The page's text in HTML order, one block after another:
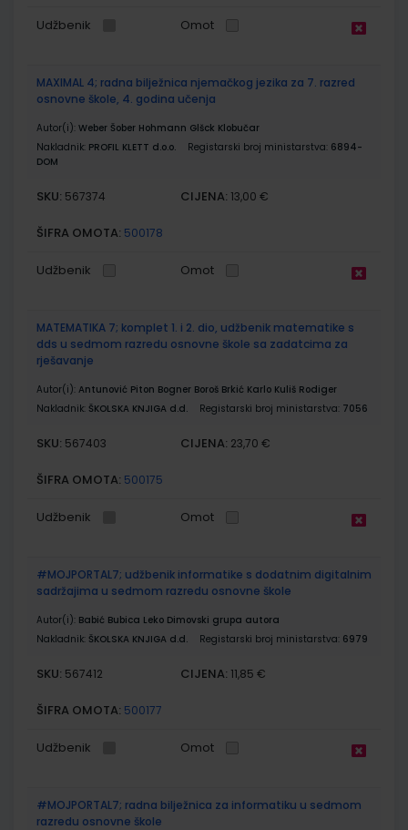
Udžbenik Omot
MAXIMAL 4; radna bilježnica njemačkog jezika za 7. razred
osnovne škole, 4. godina učenja
Autor(i): Weber Šober Hohmann Glšck Klobučar
Nakladnik: PROFIL KLETT d.o.o. Registarski broj ministarstva: 6894-
DOM
SKU: 567374 CIJENA: 13,00 €
ŠIFRA OMOTA: 500178
Udžbenik Omot
MATEMATIKA 7; komplet 1. i 2. dio, udžbenik matematike s
dds u sedmom razredu osnovne škole sa zadatcima za
rješavanje
Autor(i): Antunović Piton Bogner Boroš Brkić Karlo Kuliš Rodiger
Nakladnik: ŠKOLSKA KNJIGA d.d. Registarski broj ministarstva: 7056
SKU: 567403 CIJENA: 23,70 €
ŠIFRA OMOTA: 500175
Udžbenik Omot
#MOJPORTAL7; udžbenik informatike s dodatnim digitalnim
sadržajima u sedmom razredu osnovne škole
Autor(i): Babić Bubica Leko Dimovski grupa autora
Nakladnik: ŠKOLSKA KNJIGA d.d. Registarski broj ministarstva: 6979
SKU: 567412 CIJENA: 11,85 €
ŠIFRA OMOTA: 500177
Udžbenik Omot
#MOJPORTAL7; radna bilježnica za informatiku u sedmom
razredu osnovne škole